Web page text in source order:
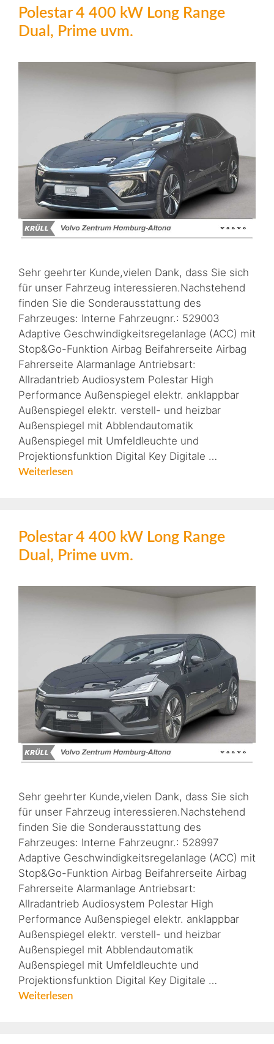
Polestar 4 400 kW Long Range
Dual, Prime uvm.
Sehr geehrter Kunde,vielen Dank, dass Sie sich
für unser Fahrzeug interessieren.Nachstehend
finden Sie die Sonderausstattung des
Fahrzeuges: Interne Fahrzeugnr.: 529003
Adaptive Geschwindigkeitsregelanlage (ACC) mit
Stop&Go-Funktion Airbag Beifahrerseite Airbag
Fahrerseite Alarmanlage Antriebsart:
Allradantrieb Audiosystem Polestar High
Performance Außenspiegel elektr. anklappbar
Außenspiegel elektr. verstell- und heizbar
Außenspiegel mit Abblendautomatik
Außenspiegel mit Umfeldleuchte und
Projektionsfunktion Digital Key Digitale …
Weiterlesen
Polestar 4 400 kW Long Range
Dual, Prime uvm.
Sehr geehrter Kunde,vielen Dank, dass Sie sich
für unser Fahrzeug interessieren.Nachstehend
finden Sie die Sonderausstattung des
Fahrzeuges: Interne Fahrzeugnr.: 528997
Adaptive Geschwindigkeitsregelanlage (ACC) mit
Stop&Go-Funktion Airbag Beifahrerseite Airbag
Fahrerseite Alarmanlage Antriebsart:
Allradantrieb Audiosystem Polestar High
Performance Außenspiegel elektr. anklappbar
Außenspiegel elektr. verstell- und heizbar
Außenspiegel mit Abblendautomatik
Außenspiegel mit Umfeldleuchte und
Projektionsfunktion Digital Key Digitale …
Weiterlesen